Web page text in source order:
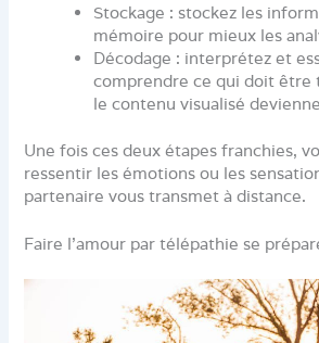
Stockage : stockez les
mémoire pour mieux les
Décodage : interprétez et
comprendre ce qui doit être
le contenu visualisé
Une fois ces deux étapes franchies,
ressentir les émotions ou les
partenaire vous transmet à distance.
Faire l’amour par télépathie se